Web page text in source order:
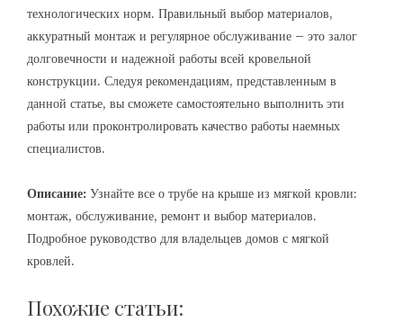
технологических норм. Правильный выбор материалов,
аккуратный монтаж и регулярное обслуживание – это залог
долговечности и надежной работы всей кровельной
конструкции. Следуя рекомендациям, представленным в
данной статье, вы сможете самостоятельно выполнить эти
работы или проконтролировать качество работы наемных
специалистов.
Описание: Узнайте все о трубе на крыше из мягкой кровли:
монтаж, обслуживание, ремонт и выбор материалов.
Подробное руководство для владельцев домов с мягкой
кровлей.
Похожие статьи: